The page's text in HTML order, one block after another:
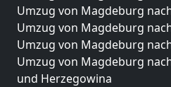
Umzug von Magdeburg
Umzug von Magdeburg
Umzug von Magdeburg
Umzug von Magdeburg
und Herzegowina